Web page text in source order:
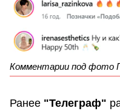
Комментарии под фото
Ранее "Телеграф"